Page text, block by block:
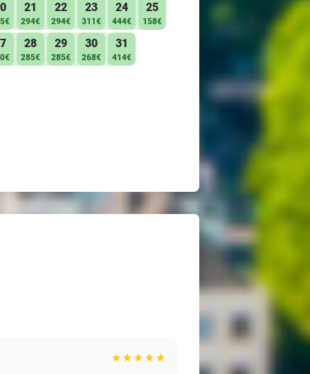
21
294€
22
294€
23
311€
24
444€
25
158€
28
285€
29
285€
30
268€
31
414€